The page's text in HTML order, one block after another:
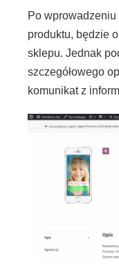
Po
produktu, będzie
sklepu. Jednak
szczegółowego
komunikat z